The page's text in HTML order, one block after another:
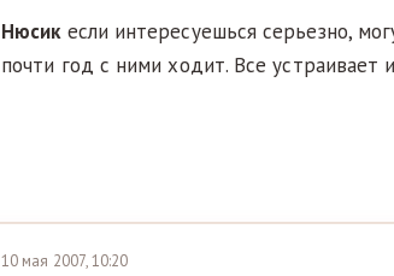
Нюсикесли интересуешься серьезно,
почти год с ними ходит. Все устраивает
10 мая 2007, 10:20